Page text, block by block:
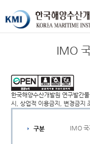
IMO
한국해양수산개발원 연구발간
시, 상업적 이용금지, 변경금지
구분 IMO 국